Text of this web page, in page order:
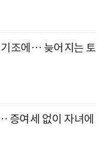
조에… 늦어지는 토
증여세 없이 자녀에